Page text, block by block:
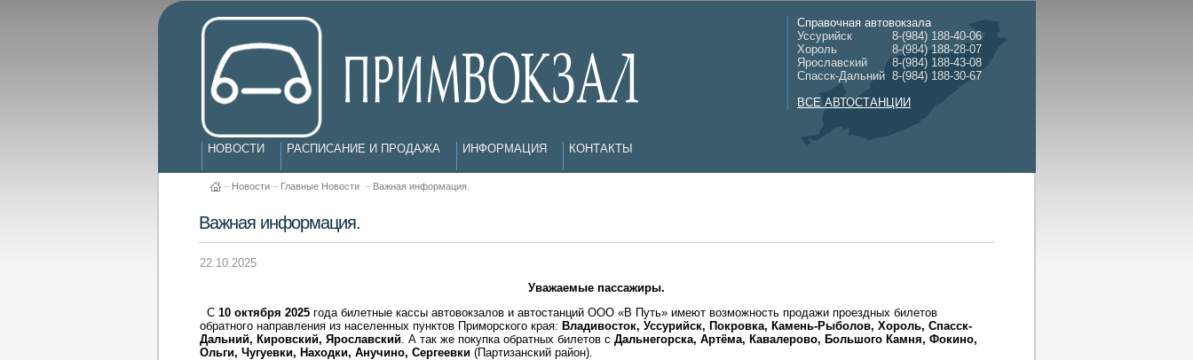
Справочная автовокзала
Уссурийск
8-(984) 188-40-06
Хороль
8-(984) 188-28-07
Ярославский
8-(984) 188-43-08
Спасск-Дальний 8-(984) 188-30-67
ВСЕ АВТОСТАНЦИИ
НОВОСТИ РАСПИСАНИЕ И ПРОДАЖА ИНФОРМАЦИЯ КОНТАКТЫ
– Новости – Главные Новости – Важная информация.
Важная информация.
22.10.2025
Уважаемые пассажиры.
С 10 октября 2025 года билетные кассы автовокзалов и автостанций ООО «В Путь» имеют возможность продажи проездных билетов
обратного направления из населенных пунктов Приморского края: Владивосток, Уссурийск, Покровка, Камень-Рыболов, Хороль, Спасск-
Дальний, Кировский, Ярославский . А так же покупка обратных билетов с Дальнегорска, Артёма, Кавалерово, Большого Камня, Фокино,
Ольги, Чугуевки, Находки, Анучино, Сергеевки (Партизанский район).